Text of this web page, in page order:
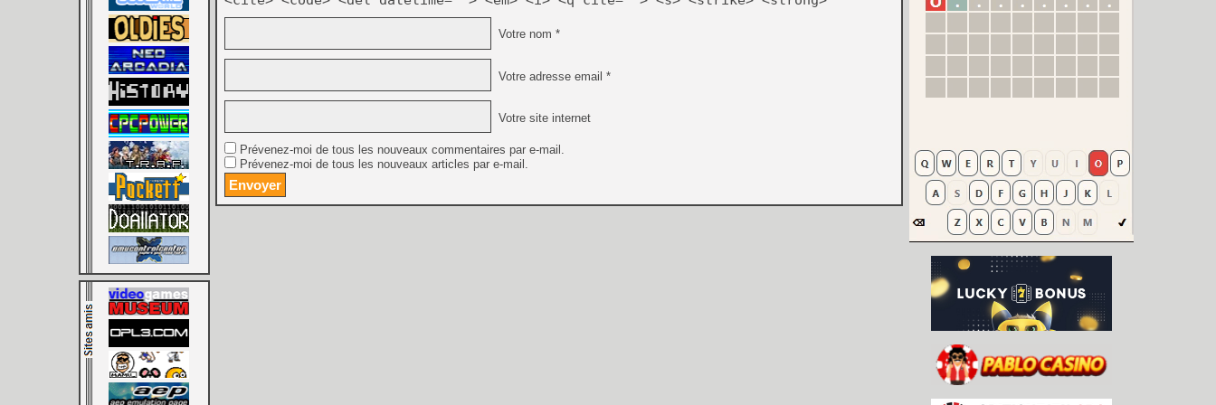
Votre nom *
Votre adresse email *
Votre site internet
Prévenez-moi de tous les nouveaux commentaires par e-mail.
Prévenez-moi de tous les nouveaux articles par e-mail.